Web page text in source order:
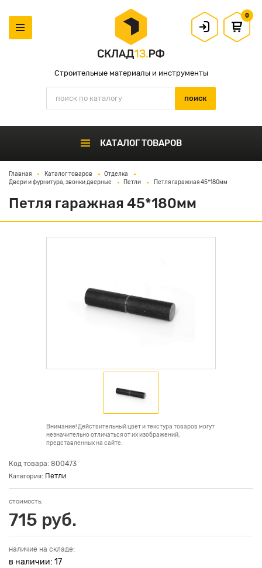
Строительные материалы и инструменты
0
КАТАЛОГ ТОВАРОВ
Главная Каталог товаров
Отделка
Двери и фурнитура, звонки дверные
Петли Петля гаражная 45*180мм
Петля гаражная 45*180мм
Внимание! Действительный цвет и текстура товаров могут
незначительно отличаться от их изображений,
представленных на сайте.
Код товара: 800473
Категория: Петли
стоимость:
715 руб.
наличие на складе:
в наличии: 17